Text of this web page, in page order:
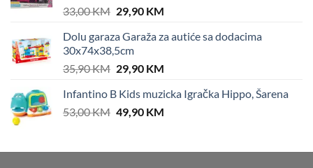
33,00KM Original
was:
33,00 KM.
29,90 KMCurrent
is:
Dolu garaza Garaža za autiće sa dodacima
30x74x38,5cm
35,90KM Original
was:
35,90 KM.
29,90 KMCurrent
is:
29,90 KM.
Infantino B Kids muzicka Igračka Hippo, Šarena
53,00KM Original
53,00 KM.
49,90 KMCurrent
49,90 KM.